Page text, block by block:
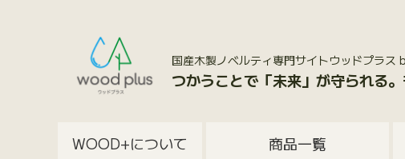
国産木製ノベルティ専門サイトウッドプラス
つかうことで「未来」が守られる
WOOD+について 商品一覧